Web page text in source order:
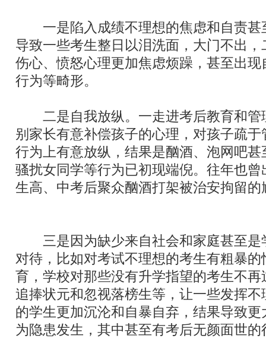
一是陷入成绩不理想的焦虑和自责甚
导致一些考生整日以泪洗面，大门不出
伤心、愤怒心理更加焦虑烦躁，甚至出
行为等畸形。
二是自我放纵。一走进考后教育和管
别家长有意补偿孩子的心理，对孩子疏
行为上有意放纵，结果是酗酒、泡网吧
骚扰女同学等行为已初现端倪。往年也
生高、中考后聚众酗酒打架被治安拘留的
三是因为缺少来自社会和家庭甚至是
对待，比如对考试不理想的考生有粗暴
育，学校对那些没有升学指望的考生不
追捧状元和忽视落榜生等，让一些发挥
的学生更加沉沦和自暴自弃，结果导致
为隐患发生，其中甚至有考后无颜面世